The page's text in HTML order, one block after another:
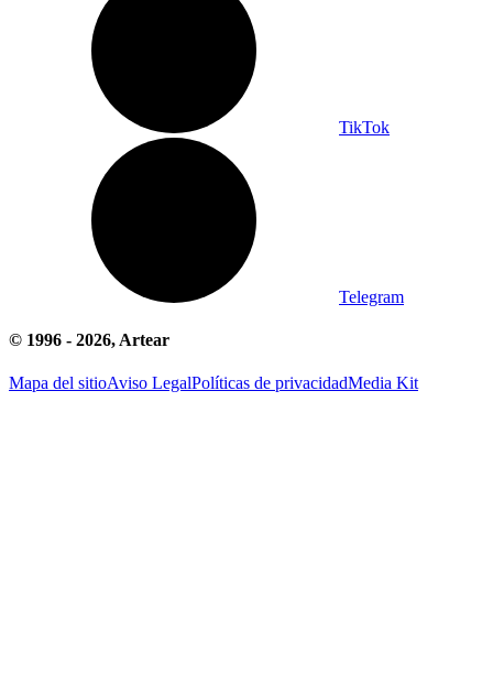
TikTok
Telegram
© 1996 - 2026, Artear
Mapa del sitioAviso LegalPolíticas de privacidadMedia Kit